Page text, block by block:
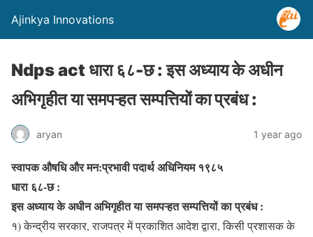
Ajinkya Innovations
Ndps act धारा ६८-छ : इस अध्याय के अधीन
अभिगृहीत या समपऱ्हत सम्पत्तियों का प्रबंध :
aryan 1 year ago
स्वापक औषधि और मन:प्रभावी पदार्थ अधिनियम १९८५
धारा ६८-छ :
इस अध्याय के अधीन अभिगृहीत या समपऱ्हत सम्पत्तियों का प्रबंध :
१) केन्द्रीय सरकार, राजपत्र में प्रकाशित आदेश द्वारा, किसी प्रशासक के